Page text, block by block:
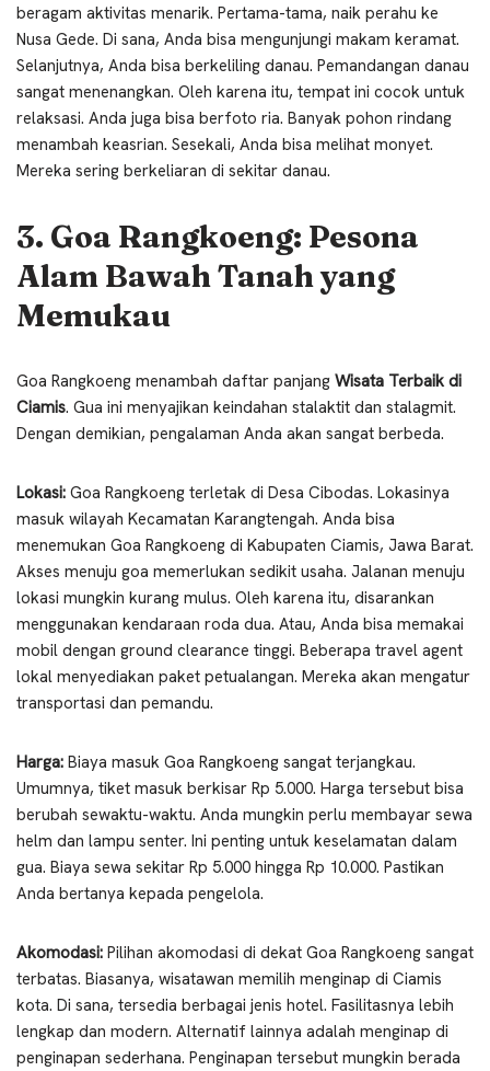
beragam aktivitas menarik. Pertama-tama, naik perahu ke
Nusa Gede. Di sana, Anda bisa mengunjungi makam keramat.
Selanjutnya, Anda bisa berkeliling danau. Pemandangan danau
sangat menenangkan. Oleh karena itu, tempat ini cocok untuk
relaksasi. Anda juga bisa berfoto ria. Banyak pohon rindang
menambah keasrian. Sesekali, Anda bisa melihat monyet.
Mereka sering berkeliaran di sekitar danau.
3. Goa Rangkoeng: Pesona
Alam Bawah Tanah yang
Memukau
Goa Rangkoeng menambah daftar panjang Wisata Terbaik di
Ciamis. Gua ini menyajikan keindahan stalaktit dan stalagmit.
Dengan demikian, pengalaman Anda akan sangat berbeda.
Lokasi: Goa Rangkoeng terletak di Desa Cibodas. Lokasinya
masuk wilayah Kecamatan Karangtengah. Anda bisa
menemukan Goa Rangkoeng di Kabupaten Ciamis, Jawa Barat.
Akses menuju goa memerlukan sedikit usaha. Jalanan menuju
lokasi mungkin kurang mulus. Oleh karena itu, disarankan
menggunakan kendaraan roda dua. Atau, Anda bisa memakai
mobil dengan ground clearance tinggi. Beberapa travel agent
lokal menyediakan paket petualangan. Mereka akan mengatur
transportasi dan pemandu.
Harga: Biaya masuk Goa Rangkoeng sangat terjangkau.
Umumnya, tiket masuk berkisar Rp 5.000. Harga tersebut bisa
berubah sewaktu-waktu. Anda mungkin perlu membayar sewa
helm dan lampu senter. Ini penting untuk keselamatan dalam
gua. Biaya sewa sekitar Rp 5.000 hingga Rp 10.000. Pastikan
Anda bertanya kepada pengelola.
Akomodasi: Pilihan akomodasi di dekat Goa Rangkoeng sangat
terbatas. Biasanya, wisatawan memilih menginap di Ciamis
kota. Di sana, tersedia berbagai jenis hotel. Fasilitasnya lebih
lengkap dan modern. Alternatif lainnya adalah menginap di
penginapan sederhana. Penginapan tersebut mungkin berada